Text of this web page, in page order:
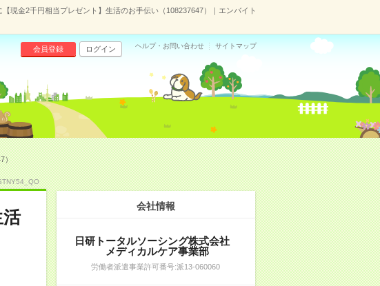
現金2千円相当プレゼント】生活のお手伝い（108237647）｜エンバイト
会員登録 ログイン ヘルプ・お問い合わせ サイトマップ
）
会社情報
日研トータルソーシング株式会社
メディカルケア事業部
労働者派遣事業許可番号:派13-060060